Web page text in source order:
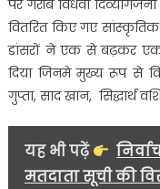
पर गरीब विधवा
वितरित किए गए
डांसरों ने एक से बढ़कर एक
दिया जिनमे मुख्य रूप से
गुप्ता, साद खान, सिद्धार्थ
यह भी पढ़ें
मतदाता सूची की